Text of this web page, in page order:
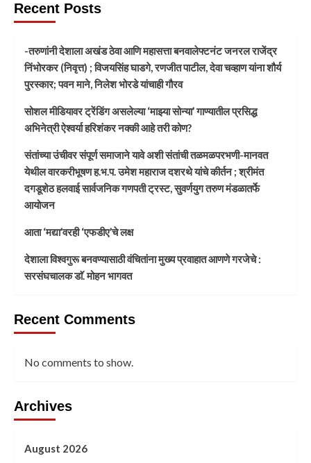
Recent Posts
-तरुणांनी देशाला अखंड ठेवा आणि महासत्ता बनवालेफ्टनंट जनरल राजेंद्र
निंभोरकर (निवृत्त) ; विजयसिंह घाडगे, रणजीत पाटील, देवा चव्हाण यांना शौर्य
पुरस्कार; पवन माने, निलेश भोरडे यांचाही गौरव
सोशल मीडियावर ट्रेंडिंग असलेल्या ‘माझ्या सोन्या’ गाण्यातील प्रसिद्ध
अभिनेत्री ऐश्वर्या हरिशंकर नक्की आहे तरी कोण?
संतांच्या उंचीवर संपूर्ण समाजाने यावे अशी संतांची तळमळपरभणी-मानवत
येथील वारकरीभूषण ह.भ.प. उमेश महाराज दशरथे यांचे कीर्तन ; श्रीमंत
दगडूशेठ हलवाई सार्वजनिक गणपती ट्रस्ट, सुवर्णयुग तरुण मंडळातर्फे
आयोजन
आता ‘मद्या’वरही ‘एफडीए’चे लक्ष
देशाला विश्वगुरू बनवण्यासाठी वंचितांना मुख्य प्रवाहात आणणे गरजेचे :
सरसंघचालक डाॅ. मोहन भागवत
Recent Comments
No comments to show.
Archives
August 2026